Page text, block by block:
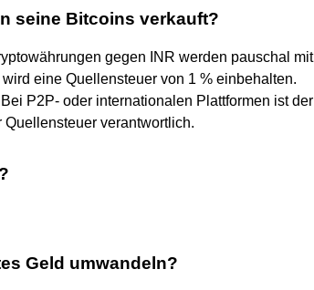
seine Bitcoins verkauft?
gegen INR werden pauschal mit
eine Quellensteuer von 1 % einbehalten.
P2P- oder internationalen Plattformen ist der
verantwortlich.
Geld umwandeln?